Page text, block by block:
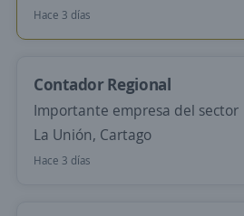
Hace 3 días
Contador Regional
Importante empresa del sector
La Unión, Cartago
Hace 3 días